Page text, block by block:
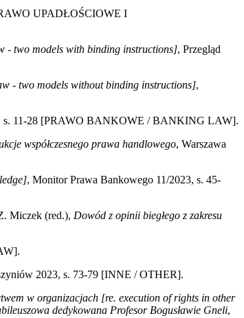
UPADŁOŚCIOWE I
- two models with binding instructions], Przegląd
- two models without binding instructions],
s. 11-28 [PRAWO BANKOWE / BANKING LAW].
współczesnego prawa handlowego, Warszawa
, Monitor Prawa Bankowego 11/2023, s. 45-
Miczek (red.), Dowód z opinii biegłego z zakresu
2023, s. 73-79 [INNE / OTHER].
w organizacjach [re. execution of rights in other
dedykowana Profesor Bogusławie Gneli,